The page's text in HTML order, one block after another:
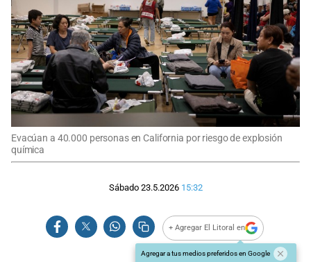
Evacúan a 40.000 personas en California por riesgo de explosión
química
Sábado 23.5.2026 15:32
+ Agregar El Litoral en
Agregar a tus medios preferidos en Google